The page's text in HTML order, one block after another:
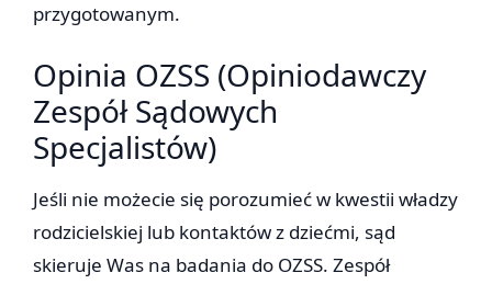
przygotowanym.
Opinia OZSS (Opiniodawczy
Zespół Sądowych
Specjalistów)
Jeśli nie możecie się porozumieć w kwestii władzy
rodzicielskiej lub kontaktów z dziećmi, sąd
skieruje Was na badania do OZSS. Zespół